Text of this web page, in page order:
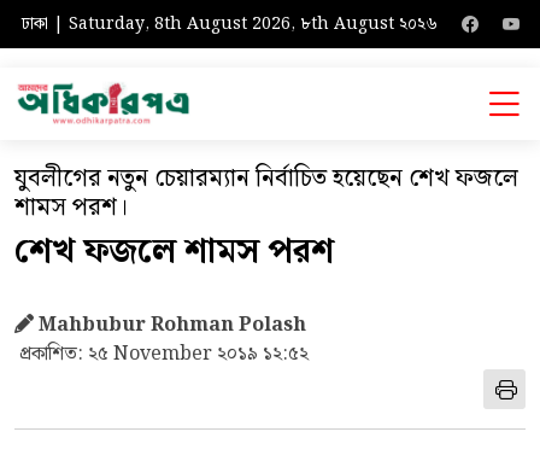
ঢাকা | Saturday, 8th August 2026, ৮th August ২০২৬
যুবলীগের নতুন চেয়ারম্যান নির্বাচিত হয়েছেন শেখ ফজলে
শামস পরশ।
শেখ ফজলে শামস পরশ
Mahbubur Rohman Polash
প্রকাশিত: ২৫ November ২০১৯ ১২:৫২